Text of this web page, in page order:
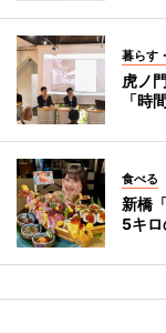
暮らす
虎ノ
「時
食べる
新橋
5キロ